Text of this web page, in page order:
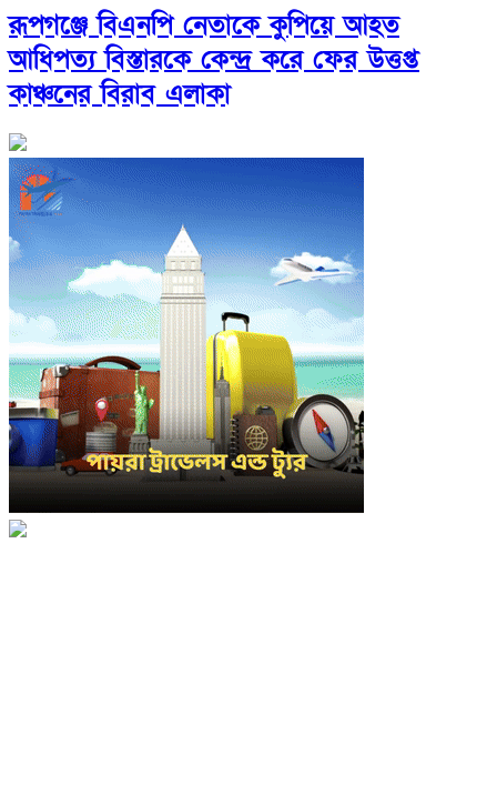
রূপগঞ্জে বিএনপি নেতাকে কুপিয়ে আহত
আধিপত্য বিস্তারকে কেন্দ্র করে ফের উত্তপ্ত
কাঞ্চনের বিরাব এলাকা